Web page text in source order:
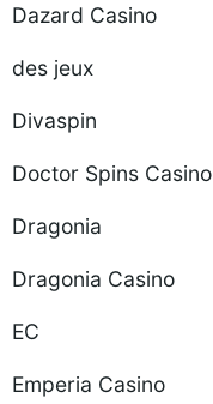
Dazard Casino
des jeux
Divaspin
Doctor Spins Casino
Dragonia
Dragonia Casino
EC
Emperia Casino